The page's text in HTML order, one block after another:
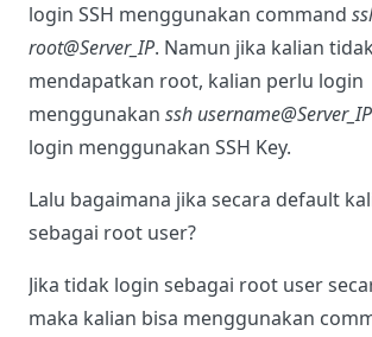
login SSH menggunakan command
root@Server_IP. Namun jika kalian
mendapatkan root, kalian perlu login
menggunakan ssh username@Server_IP
login menggunakan SSH Key.
Lalu bagaimana jika secara default
sebagai root user?
Jika tidak login sebagai root user
maka kalian bisa menggunakan